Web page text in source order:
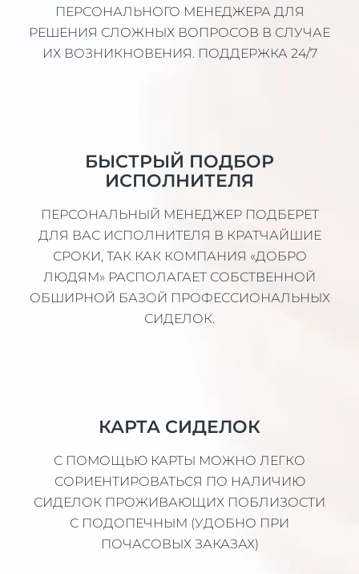
ПЕРСОНАЛЬНОГО МЕНЕДЖЕРА ДЛЯ
РЕШЕНИЯ СЛОЖНЫХ ВОПРОСОВ В СЛУЧАЕ
ИХ ВОЗНИКНОВЕНИЯ. ПОДДЕРЖКА 24/7
БЫСТРЫЙ ПОДБОР
ИСПОЛНИТЕЛЯ
ПЕРСОНАЛЬНЫЙ МЕНЕДЖЕР ПОДБЕРЕТ
ДЛЯ ВАС ИСПОЛНИТЕЛЯ В КРАТЧАЙШИЕ
СРОКИ, ТАК КАК КОМПАНИЯ «ДОБРО
ЛЮДЯМ» РАСПОЛАГАЕТ СОБСТВЕННОЙ
ОБШИРНОЙ БАЗОЙ ПРОФЕССИОНАЛЬНЫХ
СИДЕЛОК.
КАРТА СИДЕЛОК
С ПОМОЩЬЮ КАРТЫ МОЖНО ЛЕГКО
СОРИЕНТИРОВАТЬСЯ ПО НАЛИЧИЮ
СИДЕЛОК ПРОЖИВАЮЩИХ ПОБЛИЗОСТИ
С ПОДОПЕЧНЫМ (УДОБНО ПРИ
ПОЧАСОВЫХ ЗАКАЗАХ)